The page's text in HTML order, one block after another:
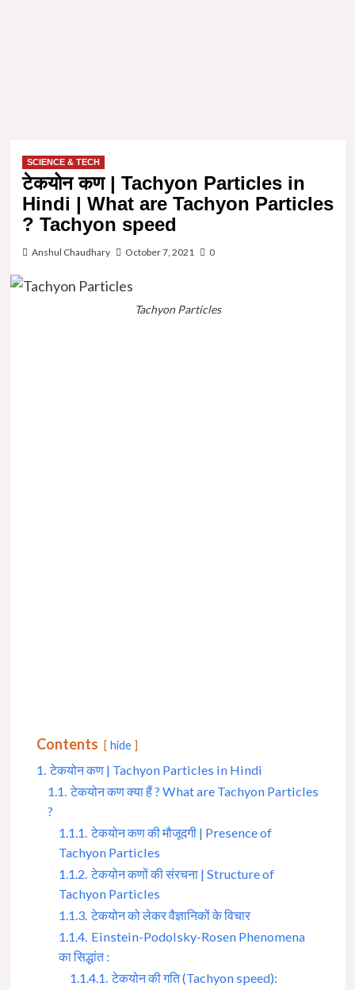
SCIENCE & TECH
टेकयोन कण | Tachyon Particles in
Hindi | What are Tachyon Particles
? Tachyon speed
Anshul Chaudhary October 7, 2021 0
Tachyon Particles
Contents hide
1. टेकयोन कण | Tachyon Particles in Hindi
1.1. टेकयोन कण क्या हैं ? What are Tachyon Particles
?
1.1.1. टेकयोन कण की मौजूदगी | Presence of
Tachyon Particles
1.1.2. टेकयोन कणों की संरचना | Structure of
Tachyon Particles
1.1.3. टेकयोन को लेकर वैज्ञानिकों के विचार
1.1.4. Einstein-Podolsky-Rosen Phenomena
का सिद्धांत :
1.1.4.1. टेकयोन की गति (Tachyon speed):